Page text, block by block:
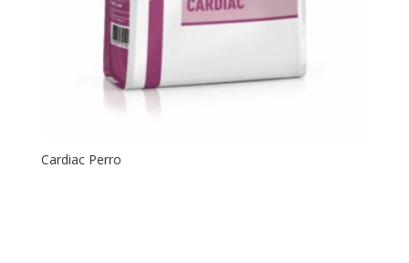
Cardiac Perro